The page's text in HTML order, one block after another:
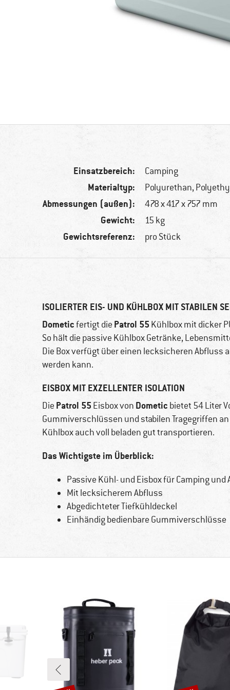
Einsatzbereich: Camping
Materialtyp: Polyurethan,
Abmessungen (außen): 478 x 417 x 757 mm
Gewicht: 15 kg
Gewichtsreferenz: pro Stück
ISOLIERTER EIS- UND KÜHLBOX MIT STABILEN
Dometicfertigt die Patrol 55 Kühlbox mit dicker
So hält die passive Kühlbox Getränke,
Die Box verfügt über einen lecksicheren Abfluss
werden kann.
EISBOX MIT EXZELLENTER ISOLATION
Die Patrol 55 Eisbox von Dometic bietet 54 Liter
Gummiverschlüssen und stabilen Tragegriffen
Kühlbox auch voll beladen gut transportieren.
Das Wichtigste im Überblick:
Passive Kühl- und Eisbox für Camping und
Mit lecksicherem Abfluss
Abgedichteter Tiefkühldeckel
Einhändig bedienbare Gummiverschlüsse